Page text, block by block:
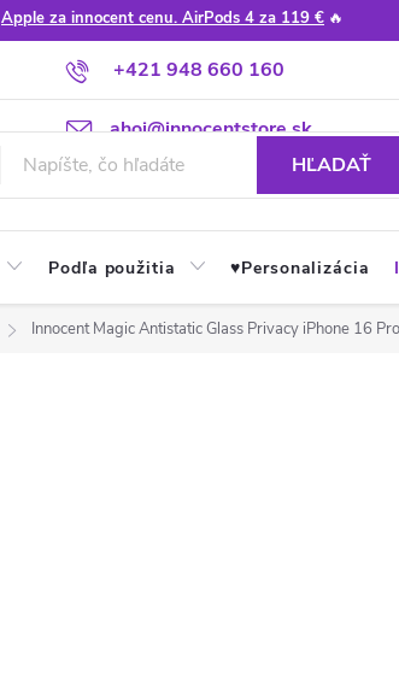
Apple za innocent cenu. AirPods 4 za 119 € 🔥
+421 948 660 160
ahoj@innocentstore.sk
Poradňa Apple návody a tipy
HĽADAŤ
Podľa použitia ♥︎Personalizácia
Innocent Magic Antistatic Glass Privacy iPhone 16